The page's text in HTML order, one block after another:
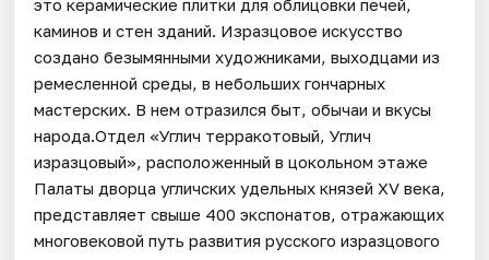
это керамические плитки для облицовки печей,
каминов и стен зданий. Изразцовое искусство
создано безымянными художниками, выходцами из
ремесленной среды, в небольших гончарных
мастерских. В нем отразился быт, обычаи и вкусы
народа.Отдел «Углич терракотовый, Углич
изразцовый», расположенный в цокольном этаже
Палаты дворца угличских удельных князей XV века,
представляет свыше 400 экспонатов, отражающих
многовековой путь развития русского изразцового